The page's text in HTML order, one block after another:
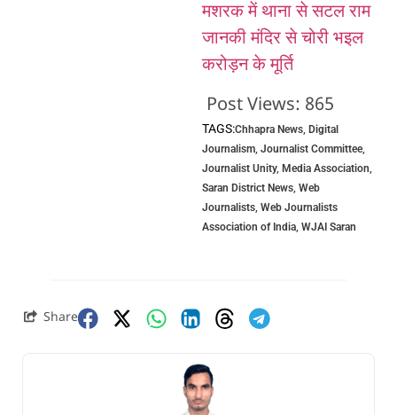
मशरक में थाना से सटल राम
जानकी मंदिर से चोरी भइल
करोड़न के मूर्ति
Post Views: 865
TAGS:Chhapra News, Digital
Journalism, Journalist Committee,
Journalist Unity, Media Association
Saran District News, Web
Journalists, Web Journalists
Association of India, WJAI Saran
Share